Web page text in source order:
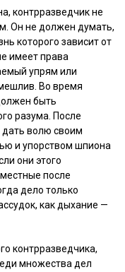
контрразведчик не
Он не должен думать,
которого зависит от
имеет права
упрям или
Во время
быть
разума. После
волю своим
и упорством шпиона
они этого
после
дело только
как дыхание —
контрразведчика,
множества дел